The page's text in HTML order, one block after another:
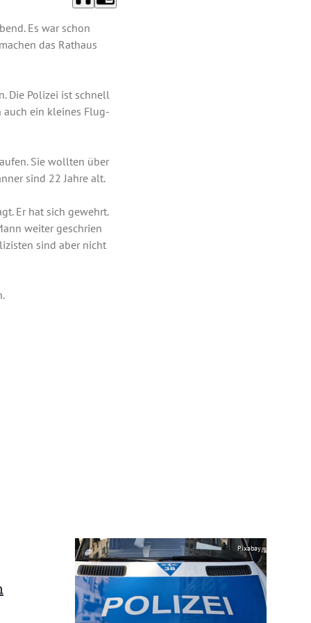
Es war schon
das Rathaus
Die Polizei ist schnell
auch ein kleines Flug-
Sie wollten über
sind 22 Jahre alt.
Er hat sich gewehrt.
weiter geschrien
sind aber nicht
Pixabay